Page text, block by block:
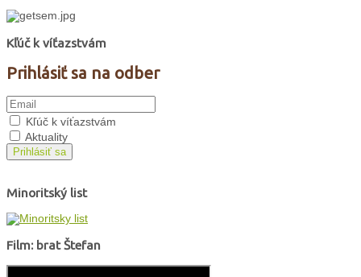
Kľúč k víťazstvám
Prihlásiť sa na odber
Kľúč k víťazstvám
Aktuality
Prihlásiť sa
Minoritský list
Film: brat Štefan